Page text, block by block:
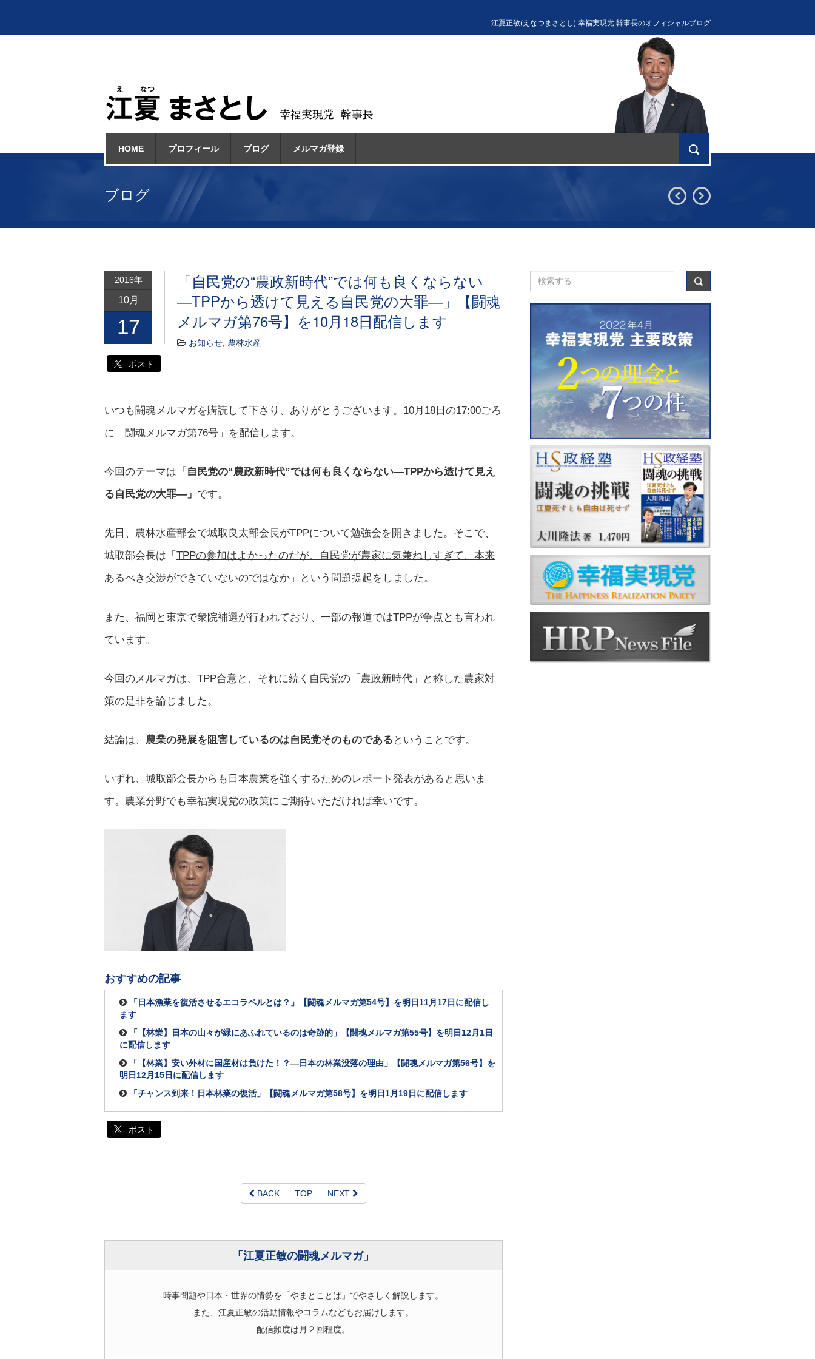
江夏正敏(えなつまさとし) 幸福実現党 幹事長のオフィシャルブログ
HOME プロフィール ブログ メルマガ登録
ブログ
2016年
10月
17
「自民党の“農政新時代”では何も良くならない
―TPPから透けて見える自民党の大罪―」【闘魂
メルマガ第76号】を10月18日配信します
お知らせ 農林水産
ポスト
いつも闘魂メルマガを購読して下さり、ありがとうございます。10月18日の17:00ごろ
に「闘魂メルマガ第76号」を配信します。
今回のテーマは 「自民党の“農政新時代”では何も良くならない―TPPから透けて見え
る自民党の大罪―」 です。
先日、農林水産部会で城取良太部会長がTPPについて勉強会を開きました。そこで、
城取部会長は「 TPPの参加はよかったのだが、自民党が農家に気兼ねしすぎて、本来
あるべき交渉ができていないのではなか 」という問題提起をしました。
また、福岡と東京で衆院補選が行われており、一部の報道ではTPPが争点とも言われ
ています。
今回のメルマガは、TPP合意と、それに続く自民党の「農政新時代」と称した農家対
策の是非を論じました。
結論は、 農業の発展を阻害しているのは自民党そのものである ということです。
いずれ、城取部会長からも日本農業を強くするためのレポート発表があると思いま
す。農業分野でも幸福実現党の政策にご期待いただければ幸いです。
おすすめの記事
「日本漁業を復活させるエコラベルとは？」【闘魂メルマガ第54号】を明日11月17日に配信し
ます
「【林業】日本の山々が緑にあふれているのは奇跡的」【闘魂メルマガ第55号】を明日12月1日
に配信します
「【林業】安い外材に国産材は負けた！？―日本の林業没落の理由」【闘魂メルマガ第56号】を
明日12月15日に配信します
「チャンス到来！日本林業の復活」【闘魂メルマガ第58号】を明日1月19日に配信します
ポスト
BACK TOP NEXT
「江夏正敏の闘魂メルマガ」
時事問題や日本・世界の情勢を「やまとことば」でやさしく解説します。
また、江夏正敏の活動情報やコラムなどもお届けします。
配信頻度は月２回程度。